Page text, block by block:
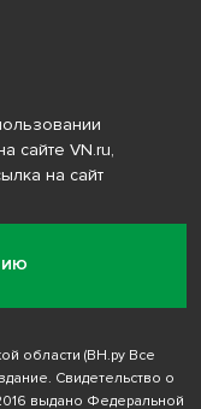
сайте VN.ru,
на сайт
области (ВН.ру Все
Свидетельство о
выдано Федеральной